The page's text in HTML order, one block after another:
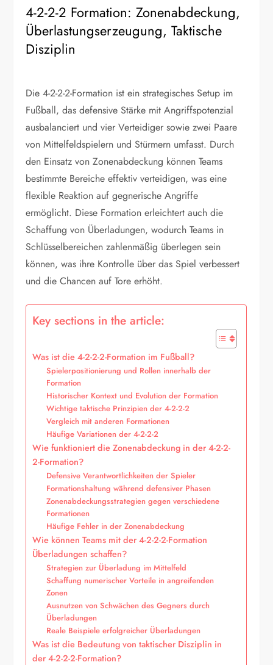
4-2-2-2 Formation: Zonenabdeckung,
Überlastungserzeugung, Taktische
Disziplin
Die 4-2-2-2-Formation ist ein strategisches Setup im
Fußball, das defensive Stärke mit Angriffspotenzial
ausbalanciert und vier Verteidiger sowie zwei Paare
von Mittelfeldspielern und Stürmern umfasst. Durch
den Einsatz von Zonenabdeckung können Teams
bestimmte Bereiche effektiv verteidigen, was eine
flexible Reaktion auf gegnerische Angriffe
ermöglicht. Diese Formation erleichtert auch die
Schaffung von Überladungen, wodurch Teams in
Schlüsselbereichen zahlenmäßig überlegen sein
können, was ihre Kontrolle über das Spiel verbessert
und die Chancen auf Tore erhöht.
Key sections in the article:
Was ist die 4-2-2-2-Formation im Fußball?
Spielerpositionierung und Rollen innerhalb der
Formation
Historischer Kontext und Evolution der Formation
Wichtige taktische Prinzipien der 4-2-2-2
Vergleich mit anderen Formationen
Häufige Variationen der 4-2-2-2
Wie funktioniert die Zonenabdeckung in der 4-2-2-
2-Formation?
Defensive Verantwortlichkeiten der Spieler
Formationshaltung während defensiver Phasen
Zonenabdeckungsstrategien gegen verschiedene
Formationen
Häufige Fehler in der Zonenabdeckung
Wie können Teams mit der 4-2-2-2-Formation
Überladungen schaffen?
Strategien zur Überladung im Mittelfeld
Schaffung numerischer Vorteile in angreifenden
Zonen
Ausnutzen von Schwächen des Gegners durch
Überladungen
Reale Beispiele erfolgreicher Überladungen
Was ist die Bedeutung von taktischer Disziplin in
der 4-2-2-2-Formation?